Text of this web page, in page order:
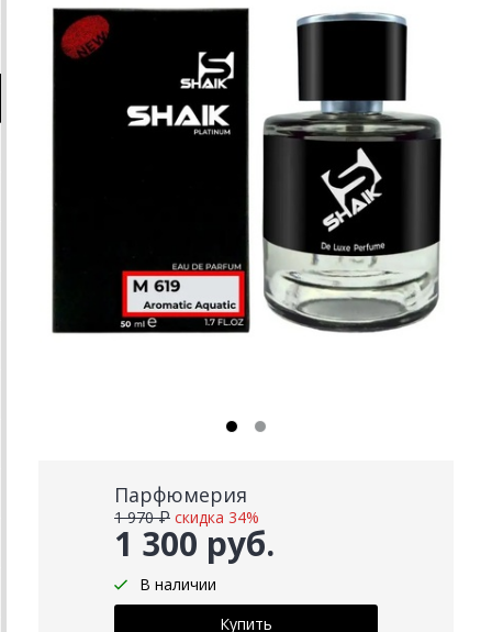
Парфюмерия
1 300 руб.
1 970 ₽ скидка 34%
В наличии